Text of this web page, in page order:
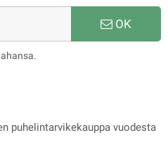
OK
puhelintarvikekauppa vuodesta